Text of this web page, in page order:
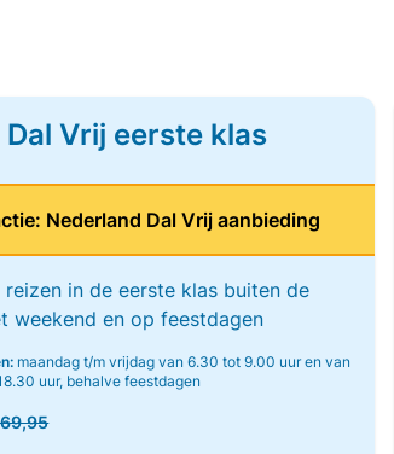
Dal Vrij eerste klas
Nederland Dal Vrij aanbieding
reizen in de eerste klas buiten de
weekend en op feestdagen
maandag t/m vrijdag van 6.30 tot 9.00 uur en van
uur, behalve feestdagen